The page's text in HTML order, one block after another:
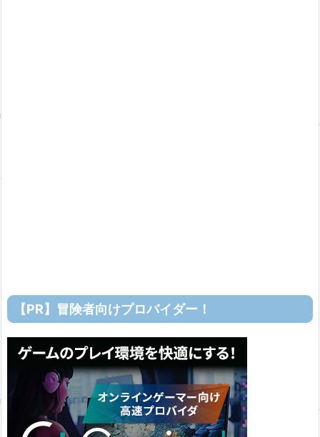
【PR】冒険者向けプロバイダー！